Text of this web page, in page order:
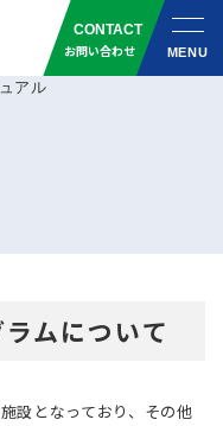
CONTACT
お問い合わせ MENU
ムについて
設となっており、その他